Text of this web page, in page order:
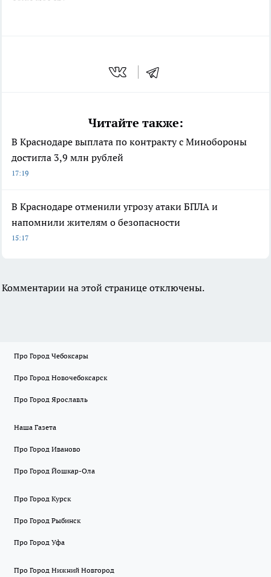
Читайте также:
В Краснодаре выплата по контракту с Минобороны
достигла 3,9 млн рублей
17:19
В Краснодаре отменили угрозу атаки БПЛА и
напомнили жителям о безопасности
15:17
Комментарии на этой странице отключены.
Про Город Чебоксары
Про Город Новочебоксарск
Про Город Ярославль
Наша Газета
Про Город Иваново
Про Город Йошкар-Ола
Про Город Курск
Про Город Рыбинск
Про Город Уфа
Про Город Нижний Новгород